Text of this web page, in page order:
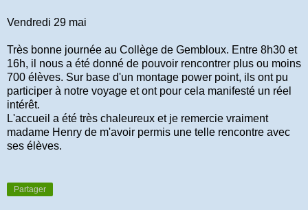
Vendredi 29 mai
Très bonne journée au Collège de Gembloux. Entre 8h30 et
16h, il nous a été donné de pouvoir rencontrer plus ou moins
700 élèves. Sur base d'un montage power point, ils ont pu
participer à notre voyage et ont pour cela manifesté un réel
intérêt.
L'accueil a été très chaleureux et je remercie vraiment
madame Henry de m'avoir permis une telle rencontre avec
ses élèves.
Partager